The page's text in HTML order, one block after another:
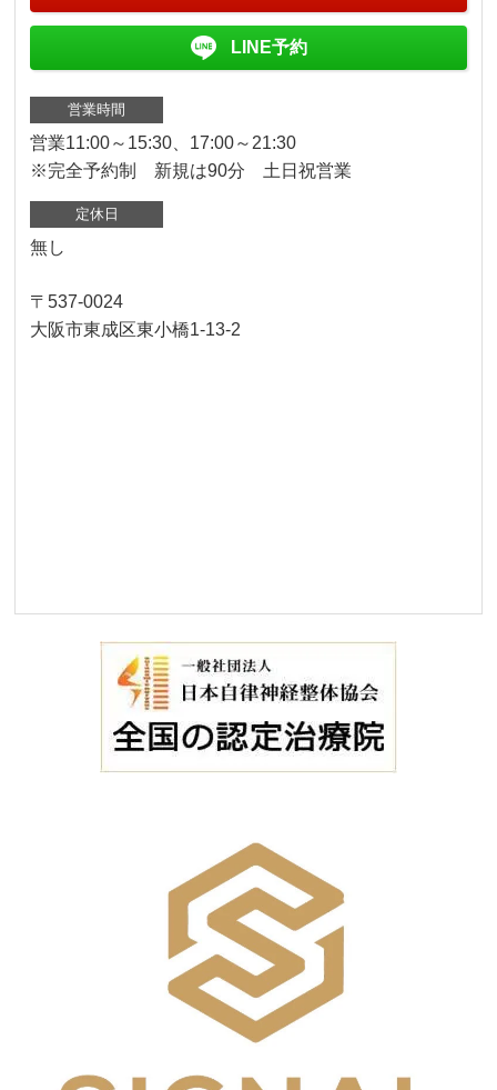
LINE予約
営業時間
営業11:00～15:30、17:00～21:30
※完全予約制 新規は90分 土日祝営業
定休日
無し
〒537-0024
大阪市東成区東小橋1-13-2